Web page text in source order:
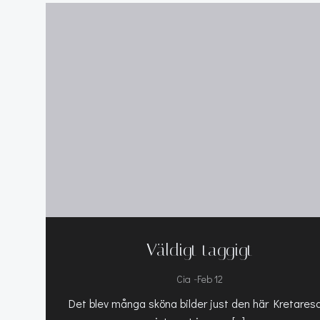
Väldigt taggigt
Cia -Feb 12
Det blev många sköna bilder just den här